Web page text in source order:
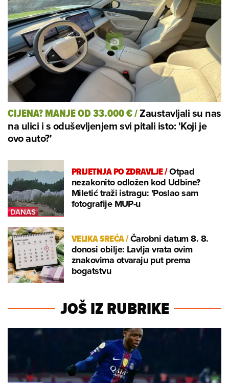
CIJENA? MANJE OD 33.000 €/Zaustavljali su nas
na ulici i s oduševljenjem svi pitali isto: 'Koji je
ovo auto?'
PRIJETNJA PO ZDRAVLJE/Otpad
nezakonito odložen kod Udbine?
Miletić traži istragu: 'Poslao sam
fotografije MUP-u
VELIKA SREĆA/Čarobni datum 8. 8.
donosi obilje: Lavlja vrata ovim
znakovima otvaraju put prema
bogatstvu
JOŠ IZ RUBRIKE